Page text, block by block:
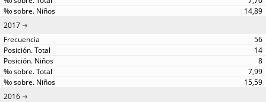
14,89
2017
56
14
8
7,99
15,59
2016